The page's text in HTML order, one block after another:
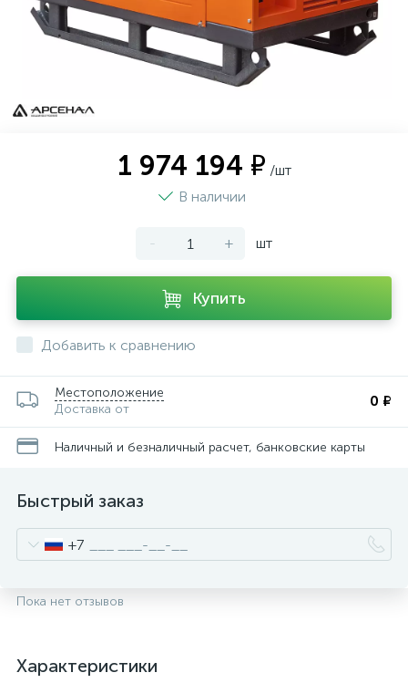
1 974 194 ₽ /шт
В наличии
- + шт
Купить
Добавить к сравнению
Местоположение
Доставка от
0 ₽
Наличный и безналичный расчет, банковские карты
Быстрый заказ
+7
Пока нет отзывов
Характеристики